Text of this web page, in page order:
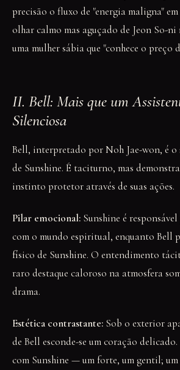
precisão o fluxo de "energia maligna"
olhar calmo mas aguçado de Jeon So-ni
uma mulher sábia que "conhece o preço
II. Bell: Mais que um
Silenciosa
Bell, interpretado por Noh Jae-won, é
de Sunshine. É taciturno, mas
instinto protetor através de suas ações.
Pilar emocional: Sunshine é
com o mundo espiritual, enquanto Bell
físico de Sunshine. O entendimento
raro destaque caloroso na atmosfera
drama.
Estética contrastante: Sob o exterior
de Bell esconde-se um coração
com Sunshine — um forte, um gentil;